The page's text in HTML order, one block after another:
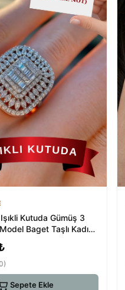
Kutuda Gümüş 3
Baget Taşlı Kadın
Sepete Ekle